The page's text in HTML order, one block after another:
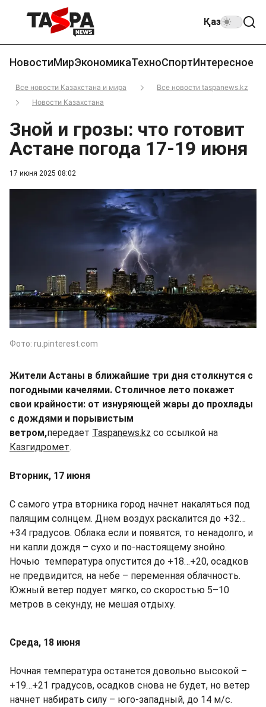
Қаз
НовостиМирЭкономикаТехноСпортИнтересное
Все новости Казахстана и мира
Все новости taspanews.kz
Новости Казахстана
17 июня 2025 08:02
Зной и грозы: что готовит
Астане погода 17-19 июня
Фото: ru.pinterest.com
Жители Астаны в ближайшие три дня столкнутся с
погодными качелями. Столичное лето покажет
свои крайности: от изнуряющей жары до прохлады
с дождями и порывистым
ветром,передает Taspanews.kz со ссылкой на
Казгидромет.
Вторник, 17 июня
С самого утра вторника город начнет накаляться под
палящим солнцем. Днем воздух раскалится до +32…
+34 градусов. Облака если и появятся, то ненадолго, и
ни капли дождя – сухо и по-настоящему знойно.
Ночью температура опустится до +18…+20, осадков
не предвидится, на небе – переменная облачность.
Южный ветер подует мягко, со скоростью 5–10
метров в секунду, не мешая отдыху.
Среда, 18 июня
Ночная температура останется довольно высокой –
+19…+21 градусов, осадков снова не будет, но ветер
начнет набирать силу – юго-западный, до 14 м/с.